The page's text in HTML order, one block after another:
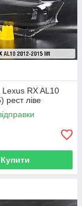
RX AL10
рест ліве
Купити